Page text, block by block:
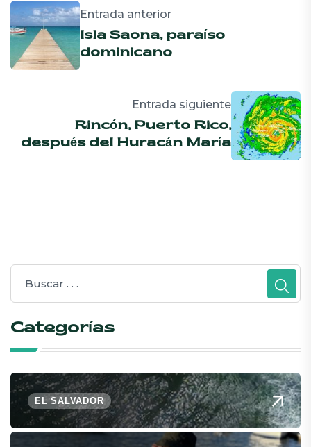
Entrada anterior
Isla Saona, paraíso
dominicano
Entrada siguiente
Rincón, Puerto Rico,
después del Huracán María
Categorías
EL SALVADOR